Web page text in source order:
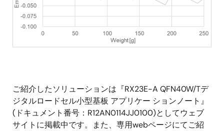
ご紹介したソリューションは『RX23E-A QFN40W/Tデ
ジタルロードセル小型基板 アプリケー ションノート』
(ドキュメント番号：R12AN0114JJ0100)としてウェブ
サイトに掲載中です。また、専用webページにてご紹